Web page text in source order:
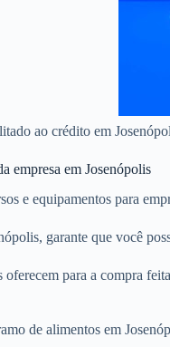
ao crédito em
empresa em Josenópolis
e equipamentos para
garante que você
para a compra
de alimentos em